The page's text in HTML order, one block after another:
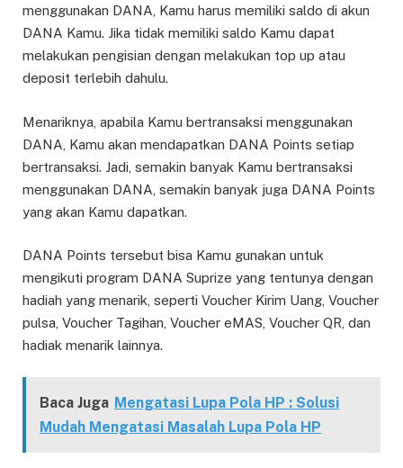
menggunakan DANA, Kamu harus memiliki saldo di akun
DANA Kamu. Jika tidak memiliki saldo Kamu dapat
melakukan pengisian dengan melakukan top up atau
deposit terlebih dahulu.
Menariknya, apabila Kamu bertransaksi menggunakan
DANA, Kamu akan mendapatkan DANA Points setiap
bertransaksi. Jadi, semakin banyak Kamu bertransaksi
menggunakan DANA, semakin banyak juga DANA Points
yang akan Kamu dapatkan.
DANA Points tersebut bisa Kamu gunakan untuk
mengikuti program DANA Suprize yang tentunya dengan
hadiah yang menarik, seperti Voucher Kirim Uang, Voucher
pulsa, Voucher Tagihan, Voucher eMAS, Voucher QR, dan
hadiak menarik lainnya.
Baca Juga Mengatasi Lupa Pola HP : Solusi
Mudah Mengatasi Masalah Lupa Pola HP